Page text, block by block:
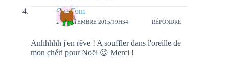
Clo Tom
26 SEPTEMBRE 2015/19H34 RÉPONDRE
Anhhhhh j'en rêve ! A souffler dans l'oreille de
mon chéri pour Noël 😉 Merci !